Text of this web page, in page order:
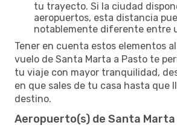
tu trayecto. Si la ciudad
aeropuertos, esta distancia
notablemente diferente entre
Tener en cuenta estos elementos
vuelo de Santa Marta a Pasto te
tu viaje con mayor tranquilidad,
en que sales de tu casa hasta que
destino.
Aeropuerto(s) de Santa Marta